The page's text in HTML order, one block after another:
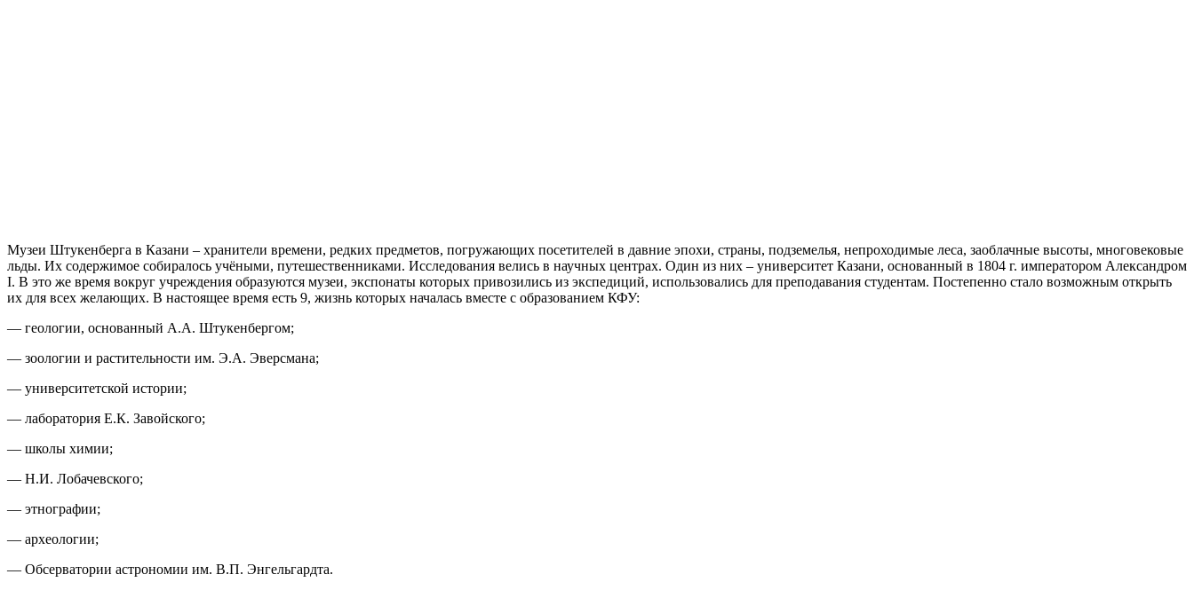
Музеи Штукенберга в Казани – хранители времени, редких предметов, погружающих посетителей в давние эпохи, страны, подземелья, непроходимые леса, заоблачные высоты, многовековые
льды. Их содержимое собиралось учёными, путешественниками. Исследования велись в научных центрах. Один из них – университет Казани, основанный в 1804 г. императором Александром
I. В это же время вокруг учреждения образуются музеи, экспонаты которых привозились из экспедиций, использовались для преподавания студентам. Постепенно стало возможным открыть
их для всех желающих. В настоящее время есть 9, жизнь которых началась вместе с образованием КФУ:
— геологии, основанный А.А. Штукенбергом;
— зоологии и растительности им. Э.А. Эверсмана;
— университетской истории;
— лаборатория Е.К. Завойского;
— школы химии;
— Н.И. Лобачевского;
— этнографии;
— археологии;
— Обсерватории астрономии им. В.П. Энгельгардта.